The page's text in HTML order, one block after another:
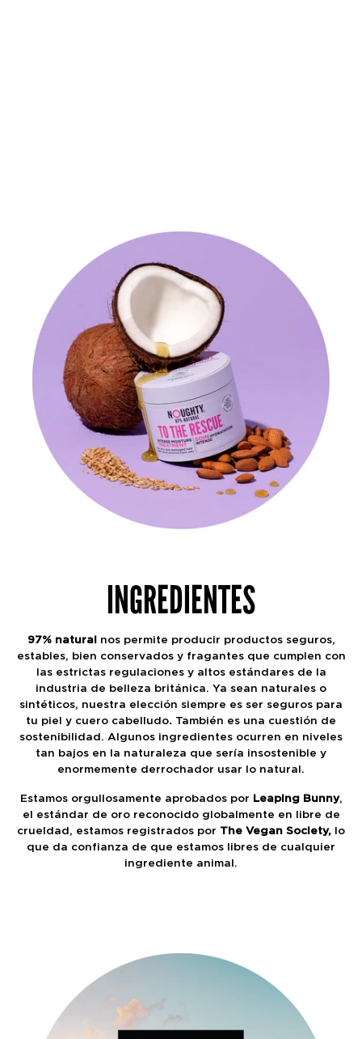
INGREDIENTES
97% naturalnos permite producir productos seguros,
estables, bien conservados y fragantes que cumplen con
las estrictas regulaciones y altos estándares de la
industria de belleza británica. Ya sean naturales o
sintéticos, nuestra elección siempre es ser seguros para
tu piel y cuero cabelludo. También es una cuestión de
sostenibilidad. Algunos ingredientes ocurren en niveles
tan bajos en la naturaleza que sería insostenible y
enormemente derrochador usar lo natural.
Estamos orgullosamente aprobados por Leaping Bunny,
el estándar de oro reconocido globalmente en libre de
crueldad, estamos registrados por The Vegan Society, lo
que da confianza de que estamos libres de cualquier
ingrediente animal.